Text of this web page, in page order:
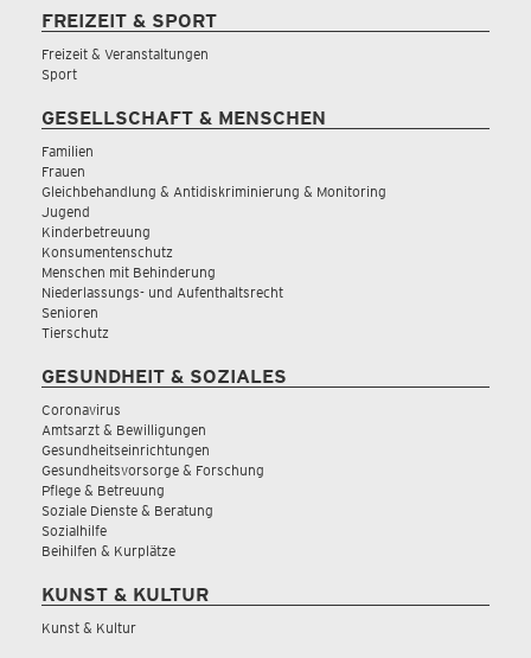
FREIZEIT & SPORT
Freizeit & Veranstaltungen
Sport
GESELLSCHAFT & MENSCHEN
Familien
Frauen
Gleichbehandlung & Antidiskriminierung & Monitoring
Jugend
Kinderbetreuung
Konsumentenschutz
Menschen mit Behinderung
Niederlassungs- und Aufenthaltsrecht
Senioren
Tierschutz
GESUNDHEIT & SOZIALES
Coronavirus
Amtsarzt & Bewilligungen
Gesundheitseinrichtungen
Gesundheitsvorsorge & Forschung
Pflege & Betreuung
Soziale Dienste & Beratung
Sozialhilfe
Beihilfen & Kurplätze
KUNST & KULTUR
Kunst & Kultur